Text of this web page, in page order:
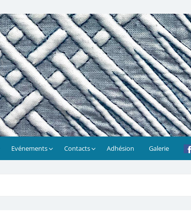
Evénements Contacts Adhésion Galerie